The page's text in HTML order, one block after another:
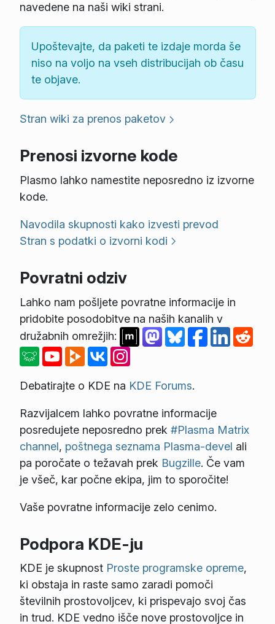
navedene na naši wiki strani.
Upoštevajte, da paketi te izdaje morda še
niso na voljo na vseh distribucijah ob času
te objave.
Stran wiki za prenos paketov
Prenosi izvorne kode
Plasmo lahko namestite neposredno iz izvorne
kode.
Navodila skupnosti kako izvesti prevod
Stran s podatki o izvorni kodi
Povratni odziv
Lahko nam pošljete povratne informacije in
pridobite posodobitve na naših kanalih v
družabnih omrežjih:
Debatirajte o KDE na KDE Forums.
Razvijalcem lahko povratne informacije
posredujete neposredno prek #Plasma Matrix
channel, poštnega seznama Plasma-devel ali
pa poročate o težavah prek Bugzille. Če vam
je všeč, kar počne ekipa, jim to sporočite!
Vaše povratne informacije zelo cenimo.
Podpora KDE-ju
KDE je skupnost Proste programske opreme,
ki obstaja in raste samo zaradi pomoči
številnih prostovoljcev, ki prispevajo svoj čas
in trud. KDE vedno išče nove prostovoljce in